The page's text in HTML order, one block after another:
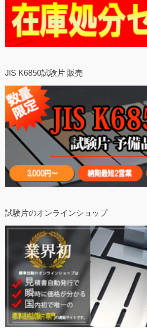
JIS K6850試験片 販売
試験片のオンラインショップ